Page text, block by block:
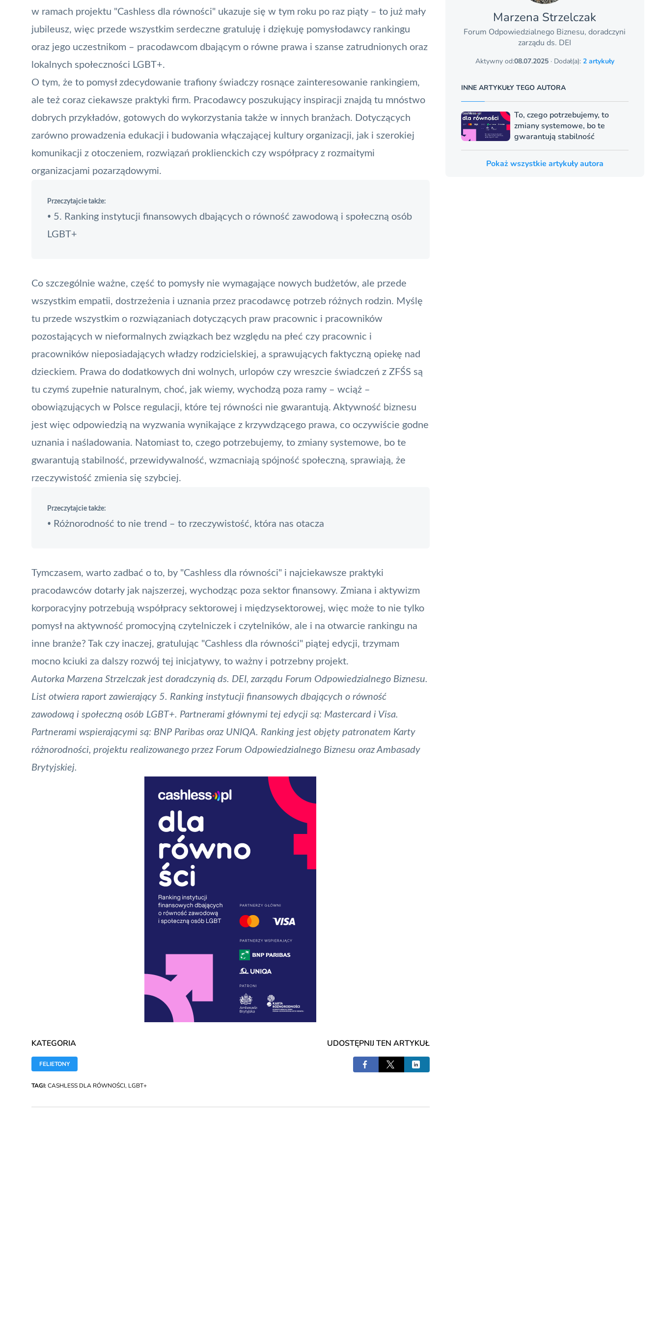
w ramach projektu "Cashless dla równości" ukazuje się w tym roku po raz piąty – to już mały
jubileusz, więc przede wszystkim serdeczne gratuluję i dziękuję pomysłodawcy rankingu
oraz jego uczestnikom – pracodawcom dbającym o równe prawa i szanse zatrudnionych oraz
lokalnych społeczności LGBT+.
O tym, że to pomysł zdecydowanie trafiony świadczy rosnące zainteresowanie rankingiem,
ale też coraz ciekawsze praktyki firm. Pracodawcy poszukujący inspiracji znajdą tu mnóstwo
dobrych przykładów, gotowych do wykorzystania także w innych branżach. Dotyczących
zarówno prowadzenia edukacji i budowania włączającej kultury organizacji, jak i szerokiej
komunikacji z otoczeniem, rozwiązań proklienckich czy współpracy z rozmaitymi
organizacjami pozarządowymi.
Przeczytajcie także:
• 5. Ranking instytucji finansowych dbających o równość zawodową i społeczną osób
LGBT+
Co szczególnie ważne, część to pomysły nie wymagające nowych budżetów, ale przede
wszystkim empatii, dostrzeżenia i uznania przez pracodawcę potrzeb różnych rodzin. Myślę
tu przede wszystkim o rozwiązaniach dotyczących praw pracownic i pracowników
pozostających w nieformalnych związkach bez względu na płeć czy pracownic i
pracowników nieposiadających władzy rodzicielskiej, a sprawujących faktyczną opiekę nad
dzieckiem. Prawa do dodatkowych dni wolnych, urlopów czy wreszcie świadczeń z ZFŚS są
tu czymś zupełnie naturalnym, choć, jak wiemy, wychodzą poza ramy – wciąż –
obowiązujących w Polsce regulacji, które tej równości nie gwarantują. Aktywność biznesu
jest więc odpowiedzią na wyzwania wynikające z krzywdzącego prawa, co oczywiście godne
uznania i naśladowania. Natomiast to, czego potrzebujemy, to zmiany systemowe, bo te
gwarantują stabilność, przewidywalność, wzmacniają spójność społeczną, sprawiają, że
rzeczywistość zmienia się szybciej.
Przeczytajcie także:
• Różnorodność to nie trend – to rzeczywistość, która nas otacza
Tymczasem, warto zadbać o to, by "Cashless dla równości" i najciekawsze praktyki
pracodawców dotarły jak najszerzej, wychodząc poza sektor finansowy. Zmiana i aktywizm
korporacyjny potrzebują współpracy sektorowej i międzysektorowej, więc może to nie tylko
pomysł na aktywność promocyjną czytelniczek i czytelników, ale i na otwarcie rankingu na
inne branże? Tak czy inaczej, gratulując "Cashless dla równości" piątej edycji, trzymam
mocno kciuki za dalszy rozwój tej inicjatywy, to ważny i potrzebny projekt.
Autorka Marzena Strzelczak jest doradczynią ds. DEI, zarządu Forum Odpowiedzialnego Biznesu.
List otwiera raport zawierający 5. Ranking instytucji finansowych dbających o równość
zawodową i społeczną osób LGBT+. Partnerami głównymi tej edycji są: Mastercard i Visa.
Partnerami wspierającymi są: BNP Paribas oraz UNIQA. Ranking jest objęty patronatem Karty
różnorodności, projektu realizowanego przez Forum Odpowiedzialnego Biznesu oraz Ambasady
Brytyjskiej.
KATEGORIA
FELIETONY
UDOSTĘPNIJ TEN ARTYKUŁ
TAGI:CASHLESS DLA RÓWNOŚCI, LGBT+
Marzena Strzelczak
Forum Odpowiedzialnego Biznesu, doradczyni
zarządu ds. DEI
Aktywny od:08.07.2025· Dodał(a): 2 artykuły
INNE ARTYKUŁY TEGO AUTORA
To, czego potrzebujemy, to
zmiany systemowe, bo te
gwarantują stabilność
Pokaż wszystkie artykuły autora